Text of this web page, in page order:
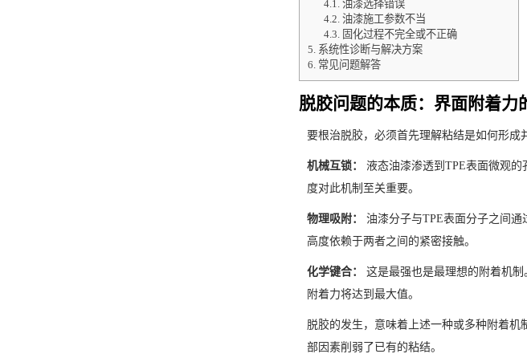
4.1. 油漆选择错误
4.2. 油漆施工参数不当
4.3.
固化过程不完全或不正确
5. 系统性诊断与解决方案
6. 常见问题解答
脱胶问题的本质：界面附着力
要根治脱胶，必须首先理解粘结是如何形成
机械互锁：
液态油漆渗透到TPE表面微观
度对此机制至关重要。
物理吸附：
油漆分子与TPE表面分子之间
高度依赖于两者之间的紧密接触。
化学键合：
这是最强也是最理想的附着机
附着力将达到最大值。
脱胶的发生，意味着上述一种或多种附着
部因素削弱了已有的粘结。